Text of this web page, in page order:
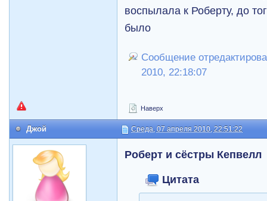
воспылала к Роберту, до
было
Сообщение
2010, 22:18:07
Наверх
Джой Среда, 07 апреля 2010, 22:51:22
Роберт и сёстры Кепвелл
Цитата